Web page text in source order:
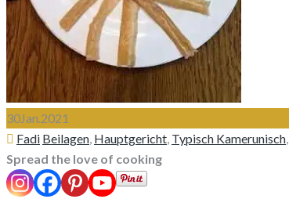
30Jan.2021
Author
Fadi Categories
Beilagen, Hauptgericht, Typisch Kamerunisch,
Spread the love of cooking